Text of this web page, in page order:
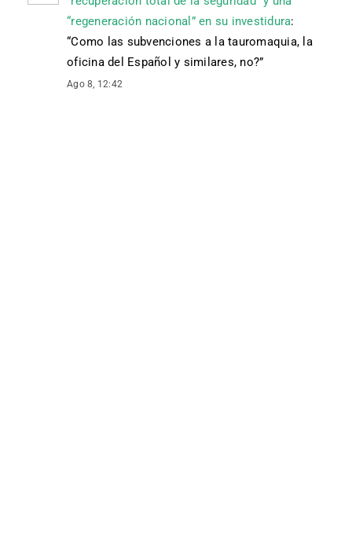
“regeneración nacional” en su investidura:
“Como las subvenciones a la tauromaquia, la
oficina del Español y similares, no?”
Ago 8, 12:42